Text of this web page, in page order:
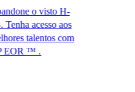
o visto H-
acesso aos
talentos com
™ .​​